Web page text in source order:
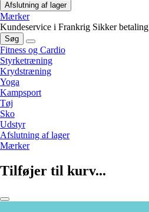
Afslutning af lager
Mærker
Kundeservice i Frankrig Sikker betaling
Søg
Fitness og Cardio
Styrketræning
Krydstræning
Yoga
Kampsport
Tøj
Sko
Udstyr
Afslutning af lager
Mærker
Tilføjer til kurv...